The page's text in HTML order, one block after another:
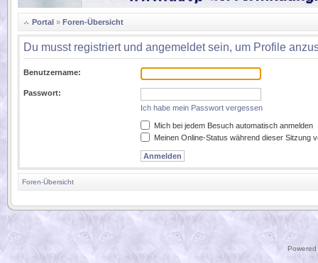
Portal » Foren-Übersicht
Du musst registriert und angemeldet sein, um Profile
Benutzername:
Passwort:
Ich habe mein Passwort vergessen
Mich bei jedem Besuch automatisch anmelden
Meinen Online-Status während dieser Sitzung
Foren-Übersicht
.